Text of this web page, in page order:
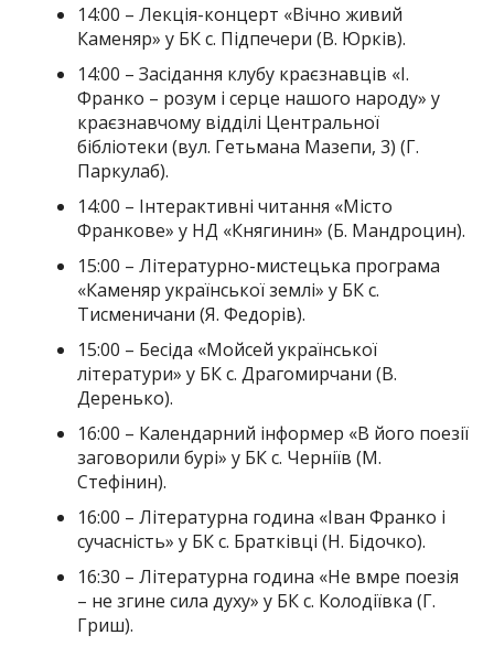
14:00 – Лекція-концерт «Вічно живий
Каменяр» у БК с. Підпечери (В. Юрків).
14:00 – Засідання клубу краєзнавців «І.
Франко – розум і серце нашого народу» у
краєзнавчому відділі Центральної
бібліотеки (вул. Гетьмана Мазепи, 3) (Г.
Паркулаб).
14:00 – Інтерактивні читання «Місто
Франкове» у НД «Княгинин» (Б. Мандроцин).
15:00 – Літературно-мистецька програма
«Каменяр української землі» у БК с.
Тисменичани (Я. Федорів).
15:00 – Бесіда «Мойсей української
літератури» у БК с. Драгомирчани (В.
Деренько).
16:00 – Календарний інформер «В його поезії
заговорили бурі» у БК с. Черніїв (М.
Стефінин).
16:00 – Літературна година «Іван Франко і
сучасність» у БК с. Братківці (Н. Бідочко).
16:30 – Літературна година «Не вмре поезія
– не згине сила духу» у БК с. Колодіївка (Г.
Гриш).